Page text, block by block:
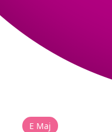
E Maj